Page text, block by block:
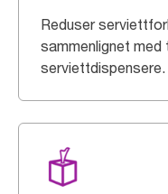
Reduser
sammenlignet med
serviettdispensere.